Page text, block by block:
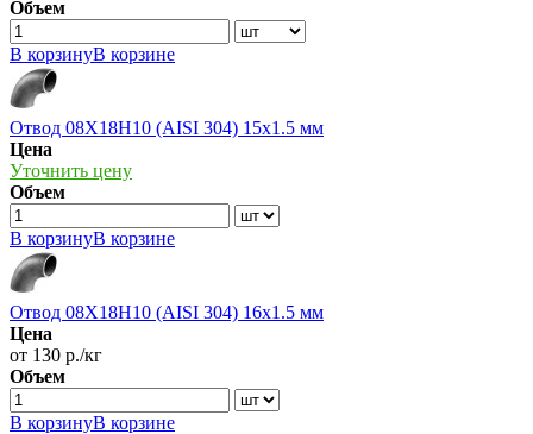
Объем
В корзинуВ корзине
Отвод 08Х18Н10 (AISI 304) 15х1.5 мм
Цена
Уточнить цену
Объем
В корзинуВ корзине
Отвод 08Х18Н10 (AISI 304) 16х1.5 мм
Цена
от 130 р./кг
Объем
В корзинуВ корзине